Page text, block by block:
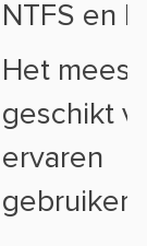
NTFS en
Het meest
geschikt
ervaren